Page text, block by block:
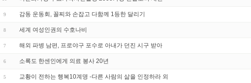
9 감동 운동회, 꼴찌와 손잡고 다함께 1등한 달리기
8 세계 여성인권의 수호나비
7 해외 파병 남편, 프로야구 포수로 아내가 던진 시구 받아
6 소록도 한센인에게 의료 봉사 20년
5 교황이 전하는 행복10계명 -다른 사람의 삶을 인정하라 외